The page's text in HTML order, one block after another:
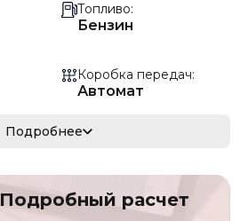
Топливо
Бензин
Коробка передач
Автомат
Среднеразмерный
Белый
Подробнее
Подробный расчет